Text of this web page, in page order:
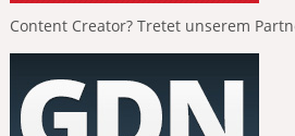
Content Creator? Tretet unserem